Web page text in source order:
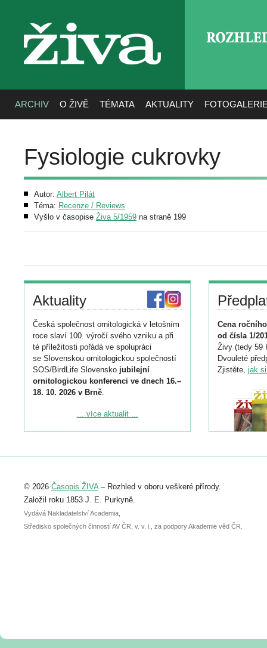
živa
ARCHIV O ŽIVĚ TÉMATA AKTUALITY
Fysiologie cukrovky
Autor: Albert Pilát
Téma: Recenze / Reviews
Vyšlo v časopise Živa 5/1959 na straně 199
Aktuality
Česká společnost ornitologická v letošním
roce slaví 100. výročí svého vzniku a při
té příležitosti pořádá ve spolupráci
se Slovenskou ornitologickou společností
SOS/BirdLife Slovensko jubilejní
ornitologickou konferenci ve dnech 16.–
18. 10. 2026 v Brně.
Podrobnější informace ke konferenci
Registrovat se můžete do 6. září.
abstraktu přihlášené přednášky nebo
posteru je už 30. června.
... více aktualit ...
Cena
od čísla 1/
Živy (tedy 59
Dvouleté
Zjistěte, jak
© 2026 Časopis ŽIVA– Rozhled v oboru veškeré přírody.
Založil roku 1853 J. E. Purkyně.
Vydává Nakladatelství Academia,
Středisko společných činností AV ČR, v. v. i., za podpory Akademie věd ČR.